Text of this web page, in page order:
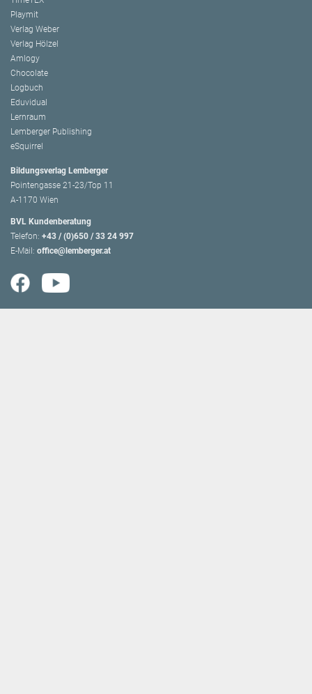
Playmit
Verlag Weber
Verlag Hölzel
Amlogy
Chocolate
Logbuch
Eduvidual
Lernraum
Lemberger Publishing
eSquirrel
Bildungsverlag Lemberger
Pointengasse 21-23/Top 11
A-1170 Wien
BVL Kundenberatung
Telefon: +43 / (0)650 / 33 24 997
E-Mail: office@lemberger.at